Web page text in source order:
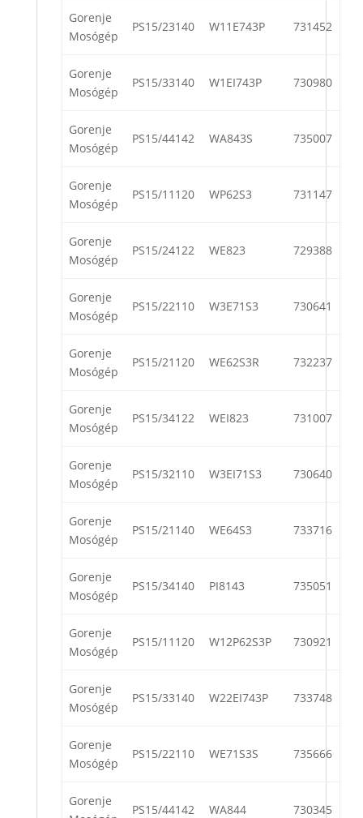
Gorenje
Mosógép
PS15/23140 W11E743P 731452
Gorenje
Mosógép
PS15/33140 W1EI743P 730980
Gorenje
Mosógép
PS15/44142 WA843S 735007
Gorenje
Mosógép
PS15/11120 WP62S3 731147
Gorenje
Mosógép
PS15/24122 WE823 729388
Gorenje
Mosógép
PS15/22110 W3E71S3 730641
Gorenje
Mosógép
PS15/21120 WE62S3R 732237
Gorenje
Mosógép
PS15/34122 WEI823 731007
Gorenje
Mosógép
PS15/32110 W3EI71S3 730640
Gorenje
Mosógép
PS15/21140 WE64S3 733716
Gorenje
Mosógép
PS15/34140 PI8143 735051
Gorenje
Mosógép
PS15/11120 W12P62S3P 730921
Gorenje
Mosógép
PS15/33140 W22EI743P 733748
Gorenje
Mosógép
PS15/22110 WE71S3S 735666
Gorenje
PS15/44142 WA844 730345